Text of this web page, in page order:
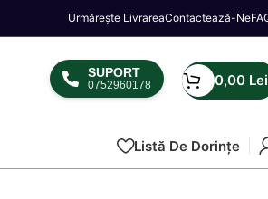
Urmărește LivrareaContactează-Ne
SUPORT
0752960178 0,00 Lei
Listă De Dorințe